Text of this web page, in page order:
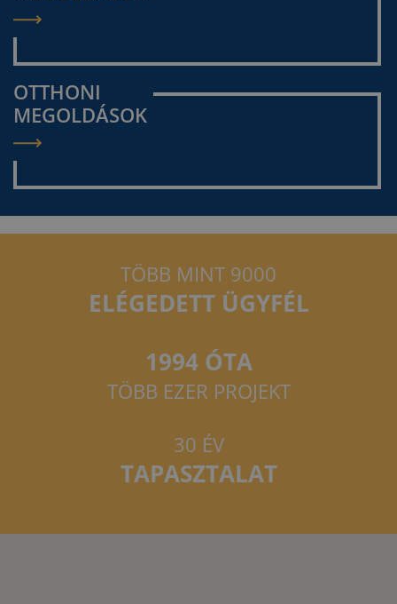
OTTHONI
MEGOLDÁSOK
TÖBB MINT 9000
ELÉGEDETT ÜGYFÉL
1994 ÓTA
TÖBB EZER PROJEKT
30 ÉV
TAPASZTALAT